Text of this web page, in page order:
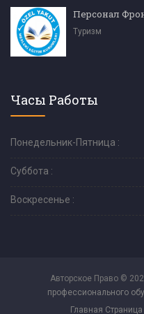
Персонал
Туризм
Часы Работы
Понедельник-Пятница :
Суббота :
Воскресенье :
Авторское Право ©
профессионального
Главная Страница